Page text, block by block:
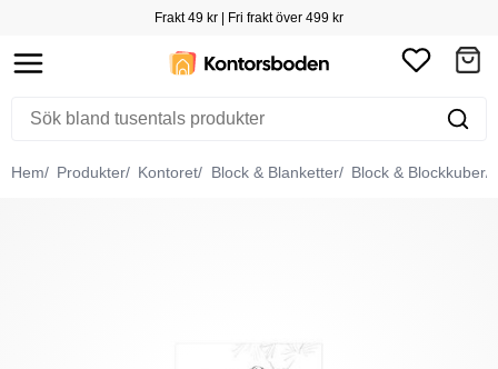
Frakt 49 kr | Fri frakt över 499 kr
Hem Produkter Kontoret Block & Blanketter Block & Blockkuber